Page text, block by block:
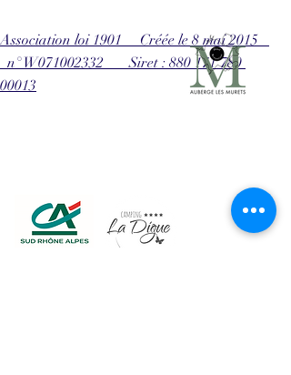
Association loi 1901 Créée le 8 mai 2015
n° W071002332 Siret : 880 171 780
00013